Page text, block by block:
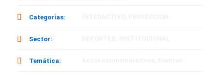
Categorías:
Sector:
Temática: